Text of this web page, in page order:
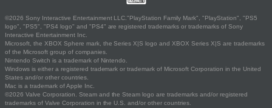
©2026 Sony Interactive Entertainment LLC."PlayStation Family Mark", "PlayStation", "PS5
logo", "PS5", "PS4 logo" and "PS4" are registered trademarks or trademarks of Sony
Interactive Entertainment Inc.
Microsoft, the XBOX Sphere mark, the Series X|S logo and XBOX Series X|S are trademarks
of the Microsoft group of companies.
Nintendo Switch is a trademark of Nintendo.
Windows is either a registered trademark or trademark of Microsoft Corporation in the United
States and/or other countries.
Mac is a trademark of Apple Inc.
©2026 Valve Corporation. Steam and the Steam logo are trademarks and/or registered
trademarks of Valve Corporation in the U.S. and/or other countries.